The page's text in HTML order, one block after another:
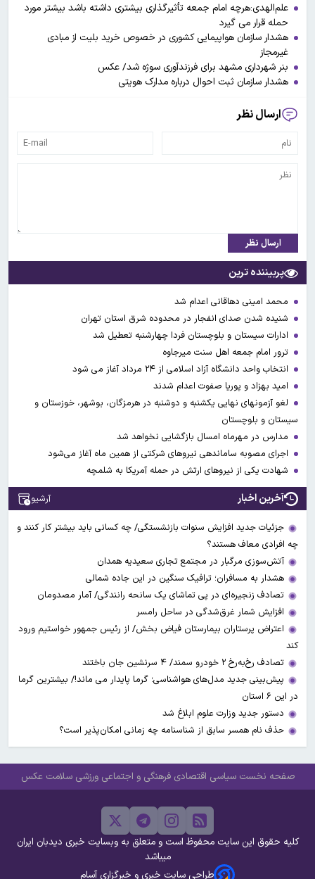
علم‌الهدی:هرچه امام جمعه تأثیرگذاری بیشتری داشته باشد بیشتر مورد
حمله قرار می گیرد
هشدار سازمان هواپیمایی کشوری در خصوص خرید بلیت از مبادی
غیرمجاز
بنر شهرداری مشهد برای فرزندآوری سوژه شد/ عکس
هشدار سازمان ثبت احوال درباره مدارک هویتی
ارسال نظر
ارسال نظر
پربیننده ترین
محمد امینی دهاقانی اعدام شد
شنیده شدن صدای انفجار در محدوده شرق استان تهران
ادارات سیستان و بلوچستان فردا چهارشنبه تعطیل شد
ترور امام جمعه اهل سنت میرجاوه
انتخاب واحد دانشگاه آزاد اسلامی از ۲۴ مرداد آغاز می شود
امید بهزاد و پوریا صفوت اعدام شدند
لغو آزمونهای نهایی یکشنبه و دوشنبه در هرمزگان، بوشهر، خوزستان و
سیستان و بلوچستان
مدارس در مهرماه امسال بازگشایی نخواهد شد
اجرای مصوبه ساماندهی نیرو‌های شرکتی از همین ماه آغاز می‌شود
شهادت یکی از نیروهای ارتش در حمله آمریکا به شلمچه
آخرین اخبار آرشیو
جزئیات جدید افزایش سنوات بازنشستگی/ چه کسانی باید بیشتر کار کنند و
چه افرادی معاف هستند؟
آتش‌سوزی مرگبار در مجتمع تجاری سعیدیه همدان
هشدار به مسافران؛ ترافیک سنگین در این جاده شمالی
تصادف زنجیره‌ای در پی تماشای یک سانحه رانندگی/ آمار مصدومان
افزایش شمار غرق‌شدگی در ساحل رامسر
اعتراض پرستاران بیمارستان فیاض بخش/ از رئیس جمهور خواستیم ورود
کند
تصادف رخ‌به‌رخ ۲ خودرو سمند/ ۴ سرنشین جان باختند
پیش‌بینی جدید مدل‌های هواشناسی؛ گرما پایدار می ماند!/ بیشترین گرما
در این ۶ استان
دستور جدید وزارت علوم ابلاغ شد
حذف نام همسر سابق از شناسنامه چه زمانی امکان‌پذیر است؟
صفحه نخست سیاسی اقتصادی فرهنگی و اجتماعی ورزشی سلامت عکس
کلیه حقوق این سایت محفوظ است و متعلق به وبسایت خبری دیدبان ایران
میباشد
طراحی سایت خبری و خبرگزاری آسام